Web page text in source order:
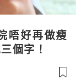
唔好再做瘦
個字！